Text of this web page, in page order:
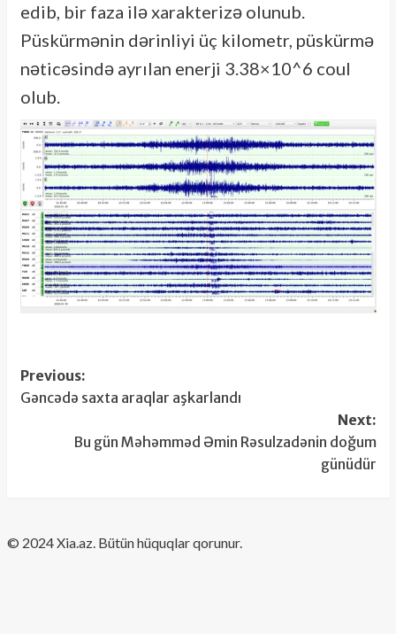
edib, bir faza ilə xarakterizə olunub.
Püskürmənin dərinliyi üç kilometr, püskürmə
nəticəsində ayrılan enerji 3.38×10^6 coul
olub.
Post
navigation
Previous:
Gəncədə saxta araqlar aşkarlandı
Next:
Bu gün Məhəmməd Əmin Rəsulzadənin doğum
günüdür
​© 2024 Xia.az. Bütün hüquqlar qorunur.